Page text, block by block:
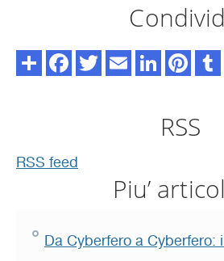
RSS
RSS feed
Piu’
Da Cyberfero a Cyberfero: